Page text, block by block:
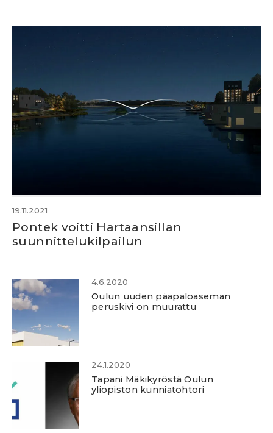
19.11.2021
Pontek voitti Hartaansillan
suunnittelukilpailun
4.6.2020
Oulun uuden pääpaloaseman
peruskivi on muurattu
24.1.2020
Tapani Mäkikyröstä Oulun
yliopiston kunniatohtori